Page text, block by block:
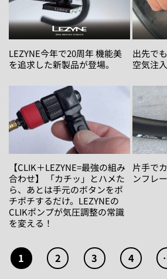
LEZYNE今年で20周年 機能美
を追求した新製品が登場。
出先で
空気注
【CLIK＋LEZYNE=最強の組み
合わせ】 「カチッ」とハメた
ら、あとは手元のボタンをポ
チポチするだけ。LEZYNEの
CLIKポンプが気圧調整の常識
を変える！
片手で
ンフレ
1 2 3 4